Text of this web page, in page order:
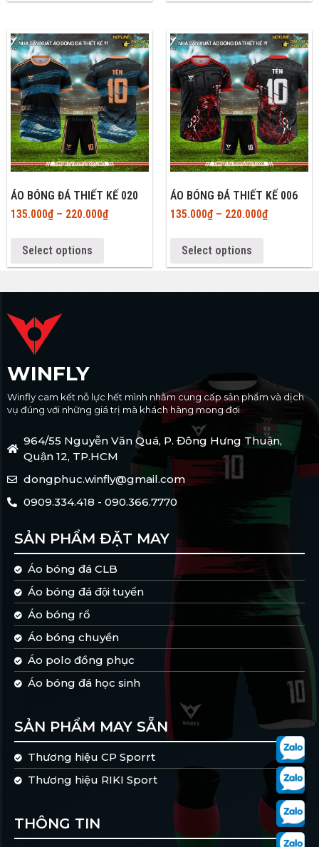
ÁO BÓNG ĐÁ THIẾT KẾ 020
135.000₫– 220.000₫
Select options
ÁO BÓNG ĐÁ THIẾT KẾ 006
135.000₫– 220.000₫
Select options
WINFLY
Winfly cam kết nỗ lực hết mình nhằm cung cấp sản phẩm và dịch
vụ đúng với những giá trị mà khách hàng mong đợi
964/55 Nguyễn Văn Quá, P. Đông Hưng Thuận,
Quận 12, TP.HCM
dongphuc.winfly@gmail.com
0909.334.418 - 090.366.7770
SẢN PHẨM ĐẶT MAY
Áo bóng đá CLB
Áo bóng đá đội tuyển
Áo bóng rổ
Áo bóng chuyền
Áo polo đồng phục
Áo bóng đá học sinh
SẢN PHẨM MAY SẴN
Thương hiệu CP Sporrt
Thương hiệu RIKI Sport
THÔNG TIN